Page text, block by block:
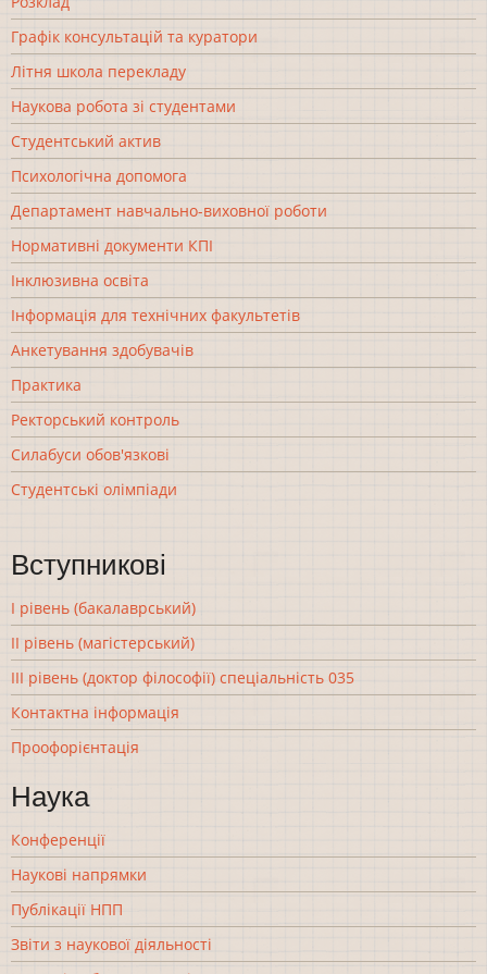
Графік консультацій та куратори
Літня школа перекладу
Наукова робота зі студентами
Студентський актив
Психологічна допомога
Департамент навчально-виховної роботи
Нормативні документи КПІ
Інклюзивна освіта
Інформація для технічних факультетів
Анкетування здобувачів
Практика
Ректорський контроль
Силабуси обов'язкові
Студентські олімпіади
Вступникові
І рівень (бакалаврський)
ІІ рівень (магістерський)
ІІІ рівень (доктор філософії) спеціальність 035
Контактна інформація
Проофорієнтація
Наука
Конференції
Наукові напрямки
Публікації НПП
Звіти з наукової діяльності